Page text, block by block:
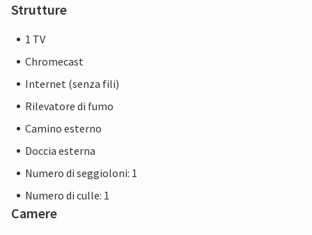
Strutture
1 TV
Chromecast
Internet (senza fili)
Rilevatore di fumo
Camino esterno
Doccia esterna
Numero di seggioloni: 1
Numero di culle: 1
Camere